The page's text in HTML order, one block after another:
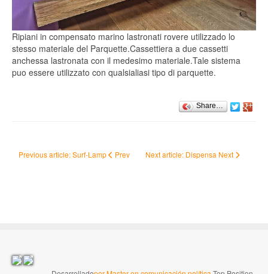
Ripiani in compensato marino lastronati rovere utilizzado lo
stesso materiale del Parquette.Cassettiera a due cassetti
anchessa lastronata con il medesimo materiale.Tale sistema
puo essere utilizzato con qualsialiasi tipo di parquette.
Share…
Previous article: Surf-Lamp Prev Next article: Dispensa Next